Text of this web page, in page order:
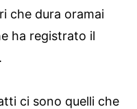
che dura oramai
ha registrato il
ci sono quelli che